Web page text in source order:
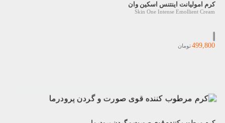
کرم امولیانت اینتنس اسکین وان
Skin One Intense Emollient Cream
499,800تومان